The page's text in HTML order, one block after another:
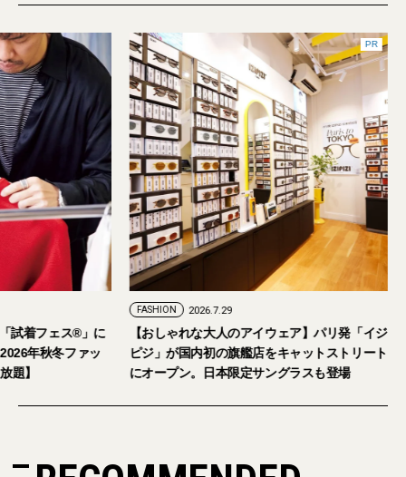
試着フェス®︎」に
年秋冬ファッ
題】
PR
FASHION 2026.7.29
【おしゃれな大人のアイウェア】パリ発「イジ
ピジ」が国内初の旗艦店をキャットストリート
にオープン。日本限定サングラスも登場